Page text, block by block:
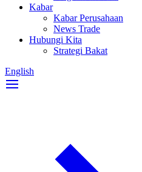
Kabar
Kabar Perusahaan
News Trade
Hubungi Kita
Strategi Bakat
English